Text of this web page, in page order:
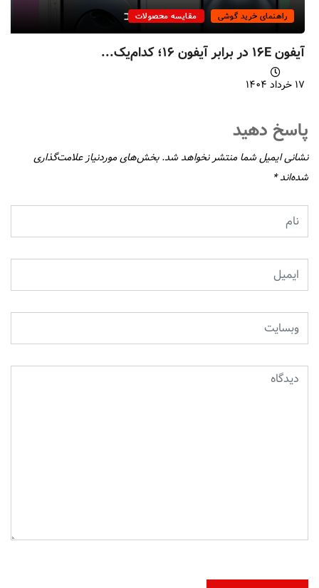
راهنمای خرید گوشی مقایسه محصولات
آیفون ۱۶E در برابر آیفون ۱۶؛ کدام‌یک...
۱۷ خرداد ۱۴۰۴
پاسخ دهید
نشانی ایمیل شما منتشر نخواهد شد. بخش‌های موردنیاز علامت‌گذاری
شده‌اند*